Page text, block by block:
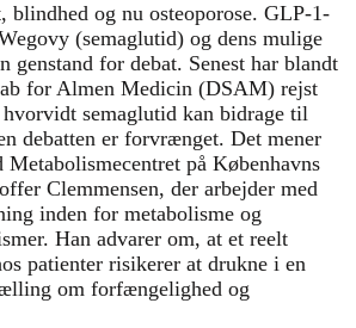
og nu osteoporose. GLP-1-
(semaglutid) og dens mulige
genstand for debat. Senest har blandt
for Almen Medicin (DSAM) rejst
semaglutid kan bidrage til
debatten er forvrænget. Det mener
på Københavns
Clemmensen, der arbejder med
inden for metabolisme og
Han advarer om, at et reelt
patienter risikerer at drukne i en
om forfængelighed og